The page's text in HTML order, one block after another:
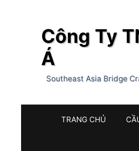
Công Ty
Á
Southeast Asia Bridge
TRANG CHỦ